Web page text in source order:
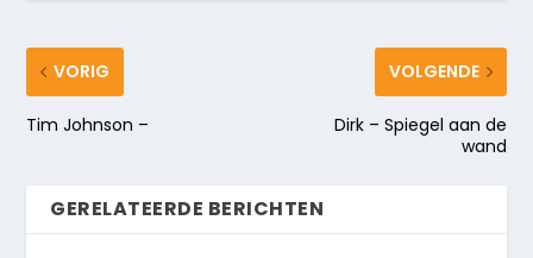
VORIG
Tim Johnson –
VOLGENDE
Dirk – Spiegel aan de
wand
GERELATEERDE BERICHTEN